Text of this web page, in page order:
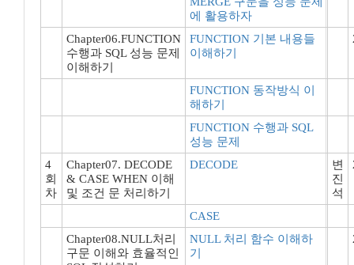
에 활용하자
Chapter06.FUNCTION
수행과 SQL 성능 문제
이해하기
FUNCTION 기본 내용들
이해하기
FUNCTION 동작방식 이
해하기
FUNCTION 수행과 SQL
성능 문제
4
회
차
Chapter07. DECODE
& CASE WHEN 이해
및 조건 문 처리하기
DECODE
변
진
석
CASE
Chapter08.NULL처리
구문 이해와 효율적인
NULL 처리 함수 이해하
기